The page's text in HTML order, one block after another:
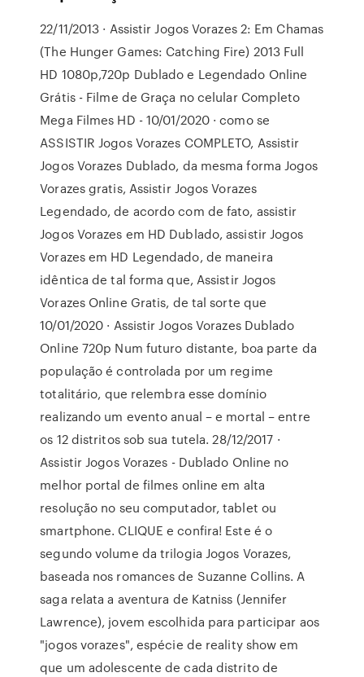
22/11/2013 · Assistir Jogos Vorazes 2: Em Chamas
(The Hunger Games: Catching Fire) 2013 Full
HD 1080p,720p Dublado e Legendado Online
Grátis - Filme de Graça no celular Completo
Mega Filmes HD - 10/01/2020 · como se
ASSISTIR Jogos Vorazes COMPLETO, Assistir
Jogos Vorazes Dublado, da mesma forma Jogos
Vorazes gratis, Assistir Jogos Vorazes
Legendado, de acordo com de fato, assistir
Jogos Vorazes em HD Dublado, assistir Jogos
Vorazes em HD Legendado, de maneira
idêntica de tal forma que, Assistir Jogos
Vorazes Online Gratis, de tal sorte que
10/01/2020 · Assistir Jogos Vorazes Dublado
Online 720p Num futuro distante, boa parte da
população é controlada por um regime
totalitário, que relembra esse domínio
realizando um evento anual – e mortal – entre
os 12 distritos sob sua tutela. 28/12/2017 ·
Assistir Jogos Vorazes - Dublado Online no
melhor portal de filmes online em alta
resolução no seu computador, tablet ou
smartphone. CLIQUE e confira! Este é o
segundo volume da trilogia Jogos Vorazes,
baseada nos romances de Suzanne Collins. A
saga relata a aventura de Katniss (Jennifer
Lawrence), jovem escolhida para participar aos
"jogos vorazes", espécie de reality show em
que um adolescente de cada distrito de